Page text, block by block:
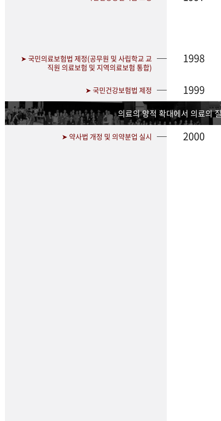
➤ 국민의료보험법 제정(공무원 및 사립학교 교
직원 의료보험 및 지역의료보험 통합)
1998
➤ 국민건강보험법 제정 1999
의료의 양적 확대에서 의료의
➤ 약사법 개정 및 의약분업 실시 2000